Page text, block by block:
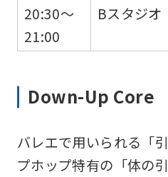
20:30～
21:00
Bスタジオ
Down-Up Core
バレエで用いられる「
プホップ特有の「体の